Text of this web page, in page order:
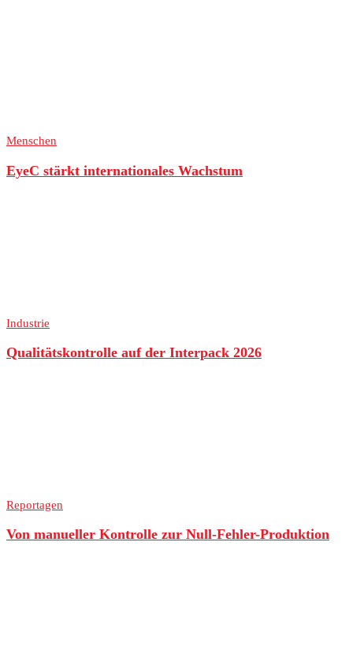
Menschen
EyeC stärkt internationales Wachstum
Industrie
Qualitätskontrolle auf der Interpack 2026
Reportagen
Von manueller Kontrolle zur Null-Fehler-Produktion